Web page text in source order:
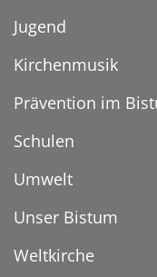
Jugend
Kirchenmusik
Prävention im
Schulen
Umwelt
Unser Bistum
Weltkirche